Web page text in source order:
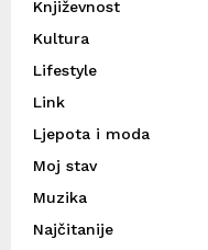
Književnost
Kultura
Lifestyle
Link
Ljepota i moda
Moj stav
Muzika
Najčitanije